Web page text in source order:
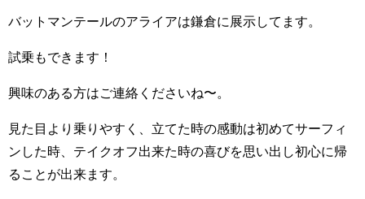
バットマンテールのアライアは鎌倉に展示してます。
試乗もできます！
興味のある方はご連絡くださいね〜。
見た目より乗りやすく、立てた時の感動は初めてサーフィ
ンした時、テイクオフ出来た時の喜びを思い出し初心に帰
ることが出来ます。